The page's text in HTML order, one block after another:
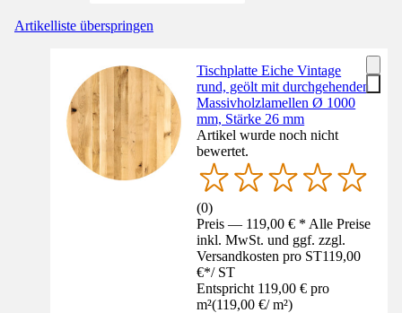
Artikelliste überspringen
Tischplatte Eiche Vintage
rund, geölt mit durchgehenden
Massivholzlamellen Ø 1000
mm, Stärke 26 mm
Artikel wurde noch nicht
bewertet.
(0)
Preis — 119,00 € * Alle Preise
inkl. MwSt. und ggf. zzgl.
Versandkosten pro ST119,00
€*/ ST
Entspricht 119,00 € pro
m²(119,00 €/ m²)